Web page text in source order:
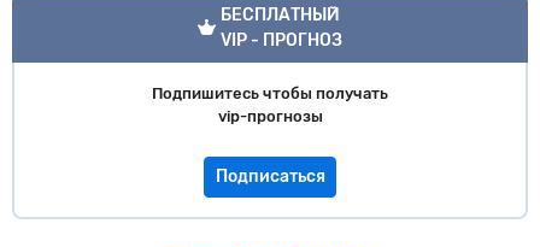
БЕСПЛАТНЫЙ
VIP - ПРОГНОЗ
Подпишитесь чтобы получать
vip-прогнозы
Подписаться